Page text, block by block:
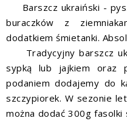
Barszcz ukraiński -
buraczków z
dodatkiem śmietanki.
Tradycyjny barszcz
sypką lub jajkiem oraz
podaniem dodajemy do
szczypiorek. W sezonie
można dodać 300g fasolki